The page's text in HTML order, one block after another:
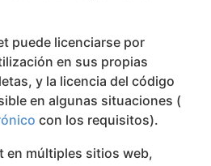
puede licenciarse por
en sus propias
y la licencia del código
en algunas situaciones (
con los requisitos).
en múltiples sitios web,